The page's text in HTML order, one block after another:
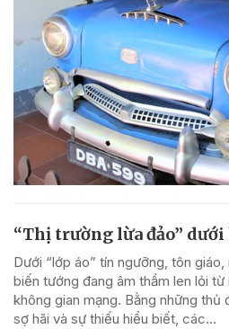
“Thị trường lừa đảo”
Dưới “lớp áo” tín ngưỡng, tôn
biến tướng đang âm thầm len lỏi
không gian mạng. Bằng những thủ
sợ hãi và sự thiếu hiểu biết, các...